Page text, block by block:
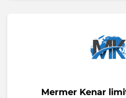
Mermer Kenar